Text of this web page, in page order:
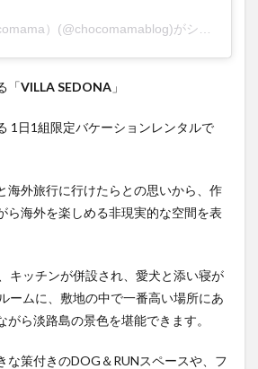
「VILLA SEDONA 」
1日1組限定バケーションレンタルで
海外旅行に行けたらとの思いから、作
ら海外を楽しめる非現実的な空間を表
キッチンが併設され、愛犬と添い寝が
ームに、敷地の中で一番高い場所にあ
がら淡路島の景色を堪能できます。
な策付きのDOG＆RUNスペースや、フ